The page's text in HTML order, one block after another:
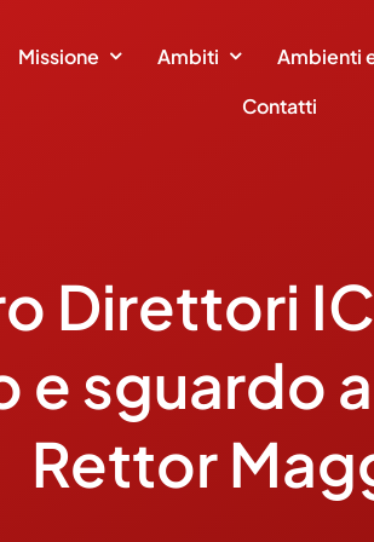
Missione Ambiti Ambienti
Contatti
Direttori
e sguardo
Rettor